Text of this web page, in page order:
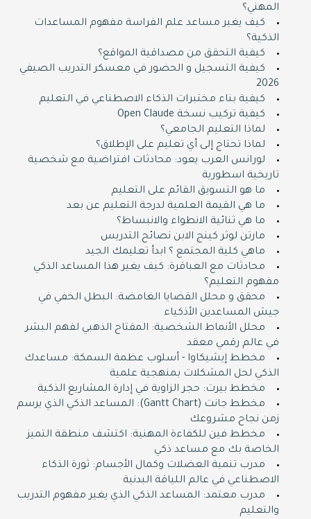
المهني؟
كيف يغير مساعد علم الفراسة مفهوم المساعدات
الذكية؟
كيفية التحقق من مصداقية المواقع؟
كيفية التسجيل و الحضور في معسكر التدريب الصيفي
2026
كيفية بناء مختبرات الذكاء الاصطناعي في التعليم
كيفية تركيب نسخة Open Claude
لماذا التعليم الجامعي؟
لماذا تحتاج إلى أي تعليم على الإطلاق؟
لورانس العرب يعود: محادثات افتراضية مع شخصية
تاريخية اسطورية
ما هو التسويق القائم على التعليم
ما هي القيمة العلمية لدرجة التعليم عن بعد
ما هي ثنائية الانطواء والانبساط؟
مارتن لوثر كينج الابن نصائح التدريس
ماهي كلية المجتمع ؟ ابدأ تعليمك الجيد
محادثات مع العباقرة: كيف يغير هذا المساعد الذكي
مفهوم التعليم؟
محقق و محلل القضايا الغامضة: البطل الخفي في
جيش المساعدين الأذكياء
محلل الأنماط الشخصية: المفتاح الذهبي لفهم البشر
في عالم رقمي معقد
مخطط إيشيكاوا - أسلوب عظمة السمكة: مساعدك
الذكي لحل المشكلات بمنهجية علمية
مخطط بيرت: حجر الزاوية في إدارة المشاريع الذكية
مخطط جانت (Gantt Chart): المساعد الذكي الذي يرسم
زمن نجاح مشروعك
مخطط فين للكفاءة المهنية: اكتشف منطقة التميز
الخاصة بك مع مساعد ذكي
مدرب تنمية العضلات وكمال الأجسام: ثورة الذكاء
الاصطناعي في عالم اللياقة البدنية
مدرب معتمد: المساعد الذكي الذي يغير مفهوم التدريب
والتعليم